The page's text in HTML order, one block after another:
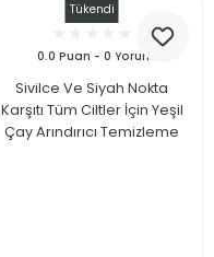
Tükendi
0.0 Puan - 0 Yorum
Sivilce Ve Siyah Nokta
Karşıtı Tüm Ciltler İçin Yeşil
Çay Arındırıcı Temizleme